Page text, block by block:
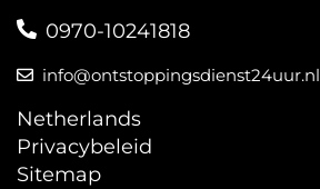
0970-10241818
info@ontstoppingsdienst24uur.nl
Netherlands
Privacybeleid
Sitemap